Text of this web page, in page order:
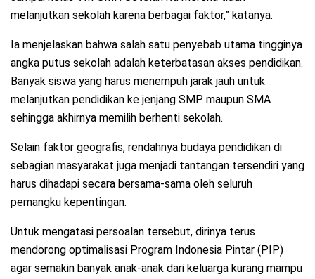
melanjutkan sekolah karena berbagai faktor,” katanya.
Ia menjelaskan bahwa salah satu penyebab utama tingginya
angka putus sekolah adalah keterbatasan akses pendidikan.
Banyak siswa yang harus menempuh jarak jauh untuk
melanjutkan pendidikan ke jenjang SMP maupun SMA
sehingga akhirnya memilih berhenti sekolah.
Selain faktor geografis, rendahnya budaya pendidikan di
sebagian masyarakat juga menjadi tantangan tersendiri yang
harus dihadapi secara bersama-sama oleh seluruh
pemangku kepentingan.
Untuk mengatasi persoalan tersebut, dirinya terus
mendorong optimalisasi Program Indonesia Pintar (PIP)
agar semakin banyak anak-anak dari keluarga kurang mampu